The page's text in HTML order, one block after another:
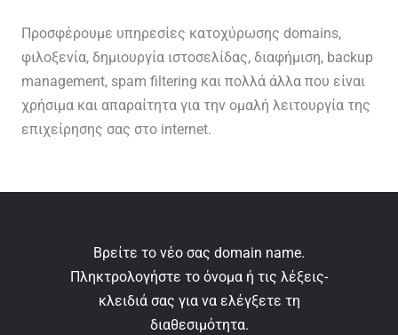
Προσφέρουμε υπηρεσίες κατοχύρωσης domains,
φιλοξενία, δημιουργία ιστοσελίδας, διαφήμιση, backup
management, spam filtering και πολλά άλλα που είναι
χρήσιμα και απαραίτητα για την ομαλή λειτουργία της
επιχείρησης σας στο internet.
Βρείτε το νέο σας domain name.
Πληκτρολογήστε το όνομα ή τις λέξεις-
κλειδιά σας για να ελέγξετε τη
διαθεσιμότητα.